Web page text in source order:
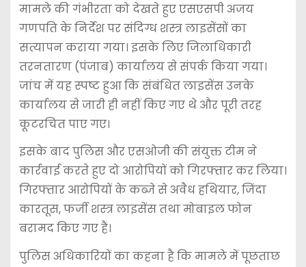
मामले की गंभीरता को देखते हुए एसएसपी अजय
गणपति के निर्देश पर संदिग्ध शस्त्र लाइसेंसों का
सत्यापन कराया गया। इसके लिए जिलाधिकारी
तरनतारण (पंजाब) कार्यालय से संपर्क किया गया।
जांच में यह स्पष्ट हुआ कि संबंधित लाइसेंस उनके
कार्यालय से जारी ही नहीं किए गए थे और पूरी तरह
कूटरचित पाए गए।
इसके बाद पुलिस और एसओजी की संयुक्त टीम ने
कार्रवाई करते हुए दो आरोपियों को गिरफ्तार कर लिया।
गिरफ्तार आरोपियों के कब्जे से अवैध हथियार, जिंदा
कारतूस, फर्जी शस्त्र लाइसेंस तथा मोबाइल फोन
बरामद किए गए हैं।
पुलिस अधिकारियों का कहना है कि मामले में पूछताछ